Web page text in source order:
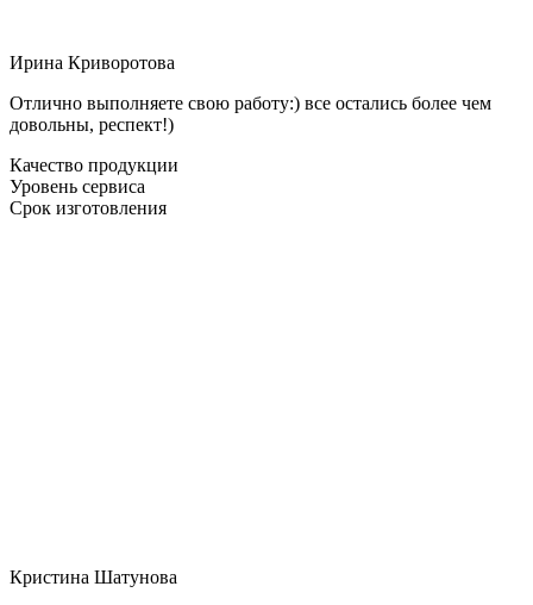
Ирина Криворотова
Отлично выполняете свою работу:) все остались более чем
довольны, респект!)
Качество продукции
Уровень сервиса
Срок изготовления
Кристина Шатунова